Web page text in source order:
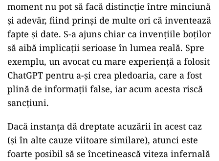
moment nu pot să facă distincție între minciună
şi adevăr, fiind prinşi de multe ori că inventează
fapte şi date. S-a ajuns chiar ca invenţiile boţilor
să aibă implicaţii serioase în lumea reală. Spre
exemplu, un avocat cu mare experienţă a folosit
ChatGPT pentru a-şi crea pledoaria, care a fost
plină de informaţii false, iar acum acesta riscă
sancţiuni.
Dacă instanţa dă dreptate acuzării în acest caz
(şi în alte cauze viitoare similare), atunci este
foarte posibil să se încetinească viteza infernală